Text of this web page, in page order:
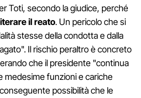
Toti, secondo la giudice, perché
il reato. Un pericolo che si
stesse della condotta e dalla
Il rischio peraltro è concreto
che il presidente "continua
medesime funzioni e cariche
possibilità che le